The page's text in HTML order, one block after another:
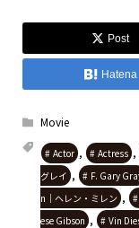
Post
Hatena
Movie
Actor , Actress ,
グレイ , F. Gary
n｜ヘレン・ミレン ,
ese Gibson , Vin